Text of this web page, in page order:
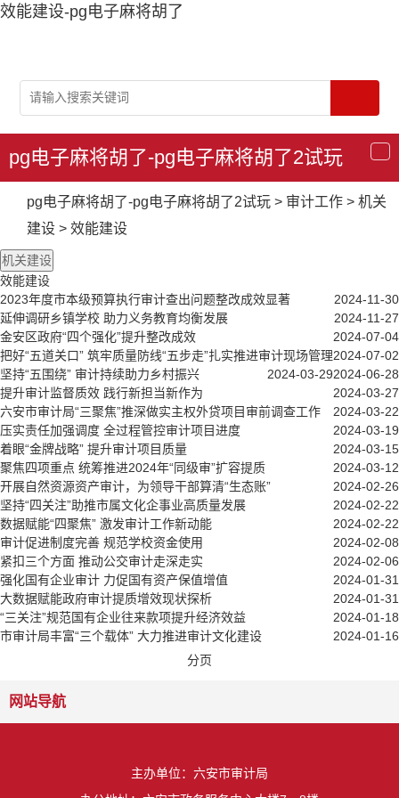
效能建设-pg电子麻将胡了
导
航
pg电子麻将胡了-pg电子麻将胡了2试玩
pg电子麻将胡了-pg电子麻将胡了2试玩 > 审计工作 > 机关
建设 > 效能建设
机关建设
效能建设
2023年度市本级预算执行审计查出问题整改成效显著
2024-11-30
延伸调研乡镇学校 助力义务教育均衡发展
2024-11-27
金安区政府“四个强化”提升整改成效
2024-07-04
把好“五道关口” 筑牢质量防线
2024-07-02
“五步走”扎实推进审计现场管理
2024-06-28
坚持“五围绕” 审计持续助力乡村振兴
2024-03-29
提升审计监督质效 践行新担当新作为
2024-03-27
六安市审计局“三聚焦”推深做实主权外贷项目审前调查工作
2024-03-22
压实责任加强调度 全过程管控审计项目进度
2024-03-19
着眼“金牌战略” 提升审计项目质量
2024-03-15
聚焦四项重点 统筹推进2024年“同级审”扩容提质
2024-03-12
开展自然资源资产审计，为领导干部算清“生态账”
2024-02-26
坚持“四关注”助推市属文化企事业高质量发展
2024-02-22
数据赋能“四聚焦” 激发审计工作新动能
2024-02-22
审计促进制度完善 规范学校资金使用
2024-02-08
紧扣三个方面 推动公交审计走深走实
2024-02-06
强化国有企业审计 力促国有资产保值增值
2024-01-31
大数据赋能政府审计提质增效现状探析
2024-01-31
“三关注”规范国有企业往来款项提升经济效益
2024-01-18
市审计局丰富“三个载体” 大力推进审计文化建设
2024-01-16
分页
网站导航
主办单位：六安市审计局